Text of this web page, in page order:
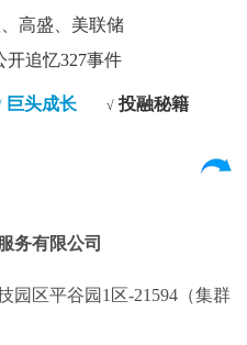
高盛、美联储
开追忆327事件
巨头成长 √ 投融秘籍
务有限公司
园区平谷园1区-21594（集群